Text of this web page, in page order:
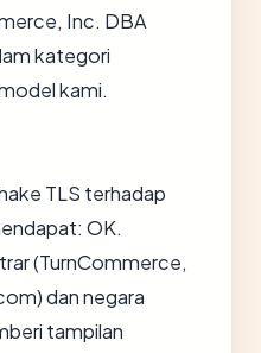
Inc. DBA
kategori
kami.
TLS terhadap
OK.
(TurnCommerce,
dan negara
tampilan